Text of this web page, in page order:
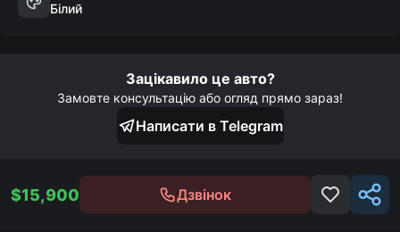
Білий
Зацікавило це авто?
Замовте консультацію або огляд прямо зараз!
Написати в Telegram
$15,900 Дзвінок